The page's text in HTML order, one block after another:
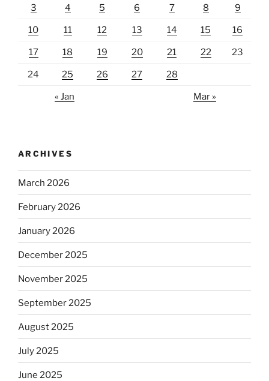
3 4 5 6 7 8 9
10 11 12 13 14 15 16
17 18 19 20 21 22 23
24 25 26 27 28
« Jan Mar »
ARCHIVES
March 2026
February 2026
January 2026
December 2025
November 2025
September 2025
August 2025
July 2025
June 2025